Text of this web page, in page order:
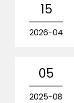
15
2026-04
05
2025-08